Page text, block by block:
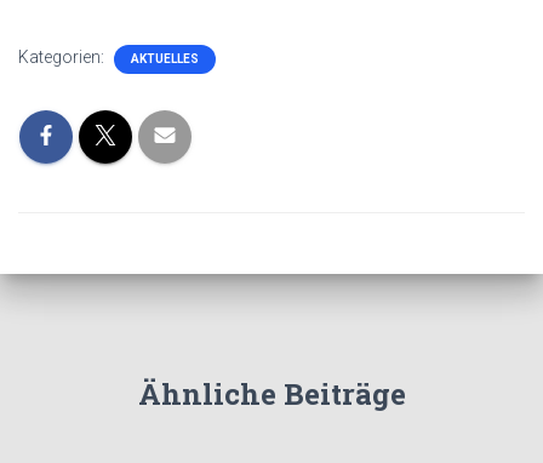
Kategorien: AKTUELLES
Ähnliche Beiträge